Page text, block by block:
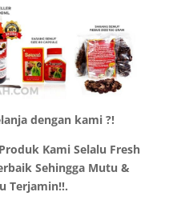
dengan kami ?!
Produk Kami Selalu Fresh
Sehingga Mutu &
Terjamin!!.